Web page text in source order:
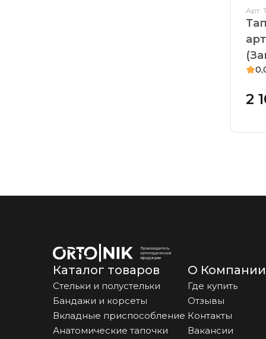
Арт:
2
Каталог товаров
Стельки и полустельки
Бандажи и корсеты
Вкладные приспособление
Анатомические тапочки
О Компании
Где купить
Отзывы
Контакты
Вакансии